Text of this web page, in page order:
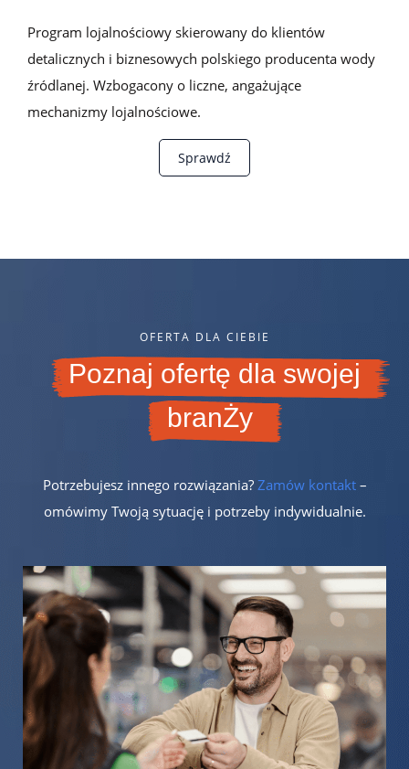
Program lojalnościowy skierowany do klientów
detalicznych i biznesowych polskiego producenta wody
źródlanej. Wzbogacony o liczne, angażujące
mechanizmy lojalnościowe.
Sprawdź
OFERTA DLA CIEBIE
Poznaj ofertę dla swojej
branŻy
Potrzebujesz innego rozwiązania? Zamów kontakt–
omówimy Twoją sytuację i potrzeby indywidualnie.